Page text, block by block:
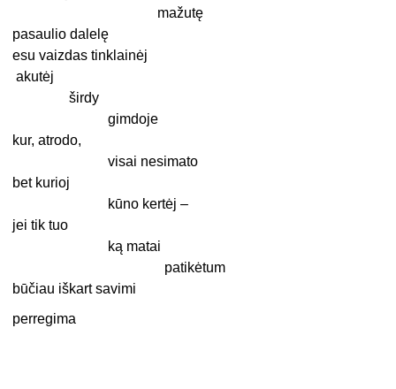
mažutę
pasaulio dalelę
esu vaizdas tinklainėj
akutėj
širdy
gimdoje
kur, atrodo,
visai nesimato
bet kurioj
kūno kertėj –
jei tik tuo
ką matai
patikėtum
būčiau iškart savimi
perregima